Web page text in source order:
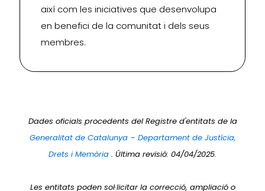
així com les iniciatives que desenvolupa
en benefici de la comunitat i dels seus
membres.
Dades oficials procedents del Registre d'entitats de la
Generalitat de Catalunya – Departament de Justícia,
Drets i Memòria . Última revisió: 04/04/2025.
Les entitats poden sol·licitar la correcció, ampliació o